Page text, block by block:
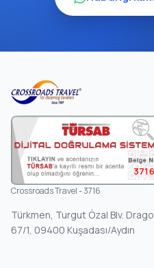
3716
Crossroads Travel - 3716
Türkmen, Turgut Özal Blv.
67/1, 09400 Kuşadası/Aydın